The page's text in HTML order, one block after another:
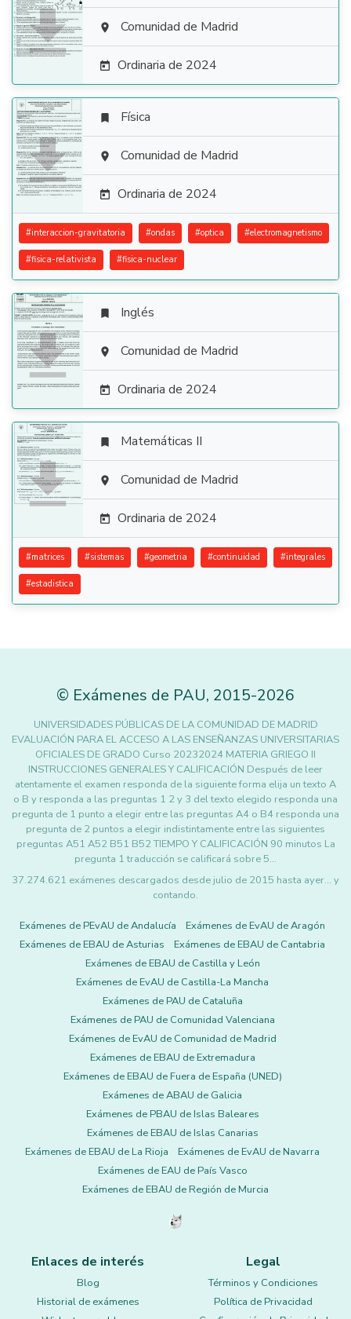
  Comunidad de Madrid
 Ordinaria de 2024

 Física
 Comunidad de Madrid
 Ordinaria de 2024
#interaccion-gravitatoria #ondas #optica #electromagnetismo
#fisica-relativista #fisica-nuclear

 Inglés
 Comunidad de Madrid
 Ordinaria de 2024

 Matemáticas II
 Comunidad de Madrid
 Ordinaria de 2024
#matrices #sistemas #geometria #continuidad #integrales
#estadistica
© Exámenes de PAU, 2015-2026
UNIVERSIDADES PÚBLICAS DE LA COMUNIDAD DE MADRID
EVALUACIÓN PARA EL ACCESO A LAS ENSEÑANZAS UNIVERSITARIAS
OFICIALES DE GRADO Curso 20232024 MATERIA GRIEGO II
INSTRUCCIONES GENERALES Y CALIFICACIÓN Después de leer
atentamente el examen responda de la siguiente forma elija un texto A
o B y responda a las preguntas 1 2 y 3 del texto elegido responda una
pregunta de 1 punto a elegir entre las preguntas A4 o B4 responda una
pregunta de 2 puntos a elegir indistintamente entre las siguientes
preguntas A51 A52 B51 B52 TIEMPO Y CALIFICACIÓN 90 minutos La
pregunta 1 traducción se calificará sobre 5…
37.274.621 exámenes descargados desde julio de 2015 hasta ayer... y
contando.
Exámenes de PEvAU de Andalucía
Exámenes de EvAU de Aragón
Exámenes de EBAU de Asturias
Exámenes de EBAU de Cantabria
Exámenes de EBAU de Castilla y León
Exámenes de EvAU de Castilla-La Mancha
Exámenes de PAU de Cataluña
Exámenes de PAU de Comunidad Valenciana
Exámenes de EvAU de Comunidad de Madrid
Exámenes de EBAU de Extremadura
Exámenes de EBAU de Fuera de España (UNED)
Exámenes de ABAU de Galicia
Exámenes de PBAU de Islas Baleares
Exámenes de EBAU de Islas Canarias
Exámenes de EBAU de La Rioja
Exámenes de EvAU de Navarra
Exámenes de EAU de País Vasco
Exámenes de EBAU de Región de Murcia
Enlaces de interés
Blog
Historial de exámenes
Legal
Términos y Condiciones
Política de Privacidad